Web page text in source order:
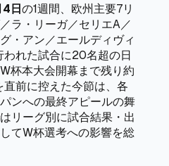
日の1週間、欧州主要7リ
ラ・リーガ／セリエA／
・アン／エールディヴィ
われた試合に20名超の日
杯本大会開幕まで残り約
前に控えた今節は、各
ンへの最終アピールの舞
リーグ別に試合結果・出
てW杯選考への影響を総